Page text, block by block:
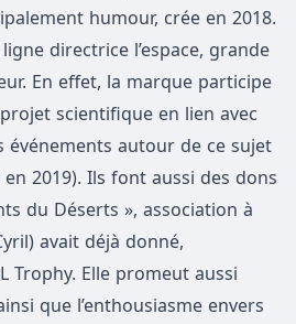
humour, crée en 2018.
directrice l’espace, grande
En effet, la marque participe
scientifique en lien avec
événements autour de ce sujet
2019). Ils font aussi des dons
du Déserts », association à
avait déjà donné,
Trophy. Elle promeut aussi
que l’enthousiasme envers